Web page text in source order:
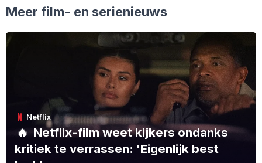
Meer film- en serienieuws
Netflix
🔥 Netflix-film weet kijkers ondanks
kritiek te verrassen: 'Eigenlijk best